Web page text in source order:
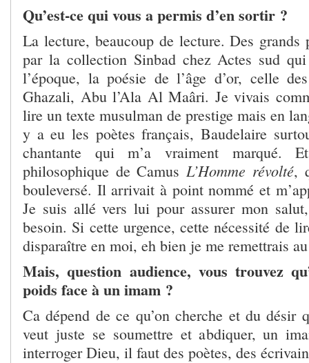
Qu’est-ce qui vous a permis d’en sortir ?
La lecture, beaucoup de lecture. Des grands
par la collection Sinbad chez Actes sud
l’époque, la poésie de l’âge d’or, celle
Ghazali, Abu l’Ala Al Maâri. Je vivais
lire un texte musulman de prestige mais en
y a eu les poètes français, Baudelaire
chantante qui m’a vraiment marqué.
philosophique de CamusL’Homme révolté,
bouleversé. Il arrivait à point nommé et
Je suis allé vers lui pour assurer mon
besoin. Si cette urgence, cette nécessité de
disparaître en moi, eh bien je me remettrais
Mais, question audience, vous trouvez
poids face à un imam ?
Ca dépend de ce qu’on cherche et du désir
veut juste se soumettre et abdiquer, un
interroger Dieu, il faut des poètes, des